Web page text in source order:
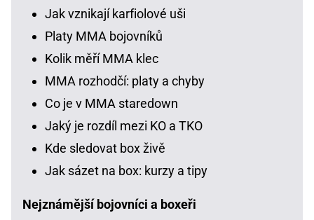
Jak vznikají karfiolové uši
Platy MMA bojovníků
Kolik měří MMA klec
MMA rozhodčí: platy a chyby
Co je v MMA staredown
Jaký je rozdíl mezi KO a TKO
Kde sledovat box živě
Jak sázet na box: kurzy a tipy
Nejznámější bojovníci a boxeři